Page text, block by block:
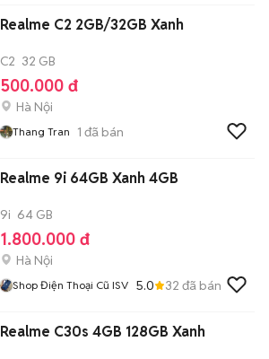
Realme C2 2GB/32GB Xanh
C2 32 GB
500.000 đ
Hà Nội
Thang Tran 1 đã bán
Realme 9i 64GB Xanh 4GB
9i 64 GB
1.800.000 đ
Hà Nội
Shop Điện Thoại Cũ ISV 5.0 32 đã bán
Realme C30s 4GB 128GB Xanh